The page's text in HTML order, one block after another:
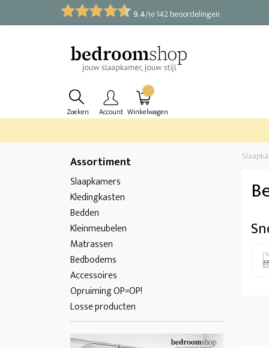
9.4/10 142 beoordelingen
Zoeken Account Winkelwagen
Assortiment
Slaapkamers
Kledingkasten
Bedden
Kleinmeubelen
Matrassen
Bedbodems
Accessoires
Opruiming OP=OP!
Losse producten